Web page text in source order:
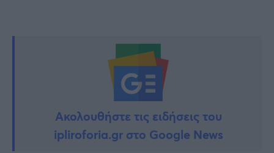
Ακολουθήστε τις ειδήσεις του
ipliroforia.gr στο Google News